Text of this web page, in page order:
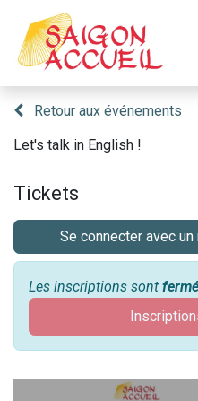
Retour aux événements
Let's talk in English !
Tickets
Se connecter avec
Les inscriptions sont